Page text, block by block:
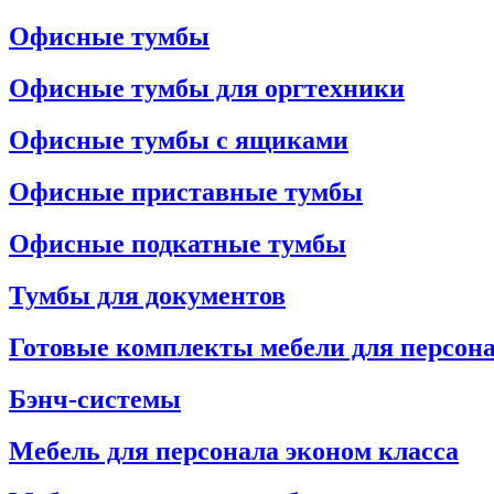
Офисные тумбы
Офисные тумбы для оргтехники
Офисные тумбы с ящиками
Офисные приставные тумбы
Офисные подкатные тумбы
Тумбы для документов
Готовые комплекты мебели для
Бэнч-системы
Мебель для персонала эконом класса